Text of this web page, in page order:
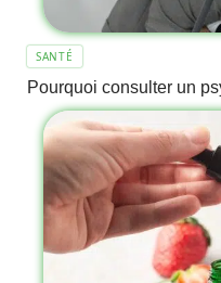
SANTÉ
Pourquoi consulter un